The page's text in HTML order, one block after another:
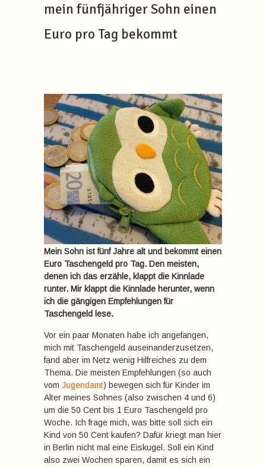
mein fünfjähriger Sohn einen
Euro pro Tag bekommt
Mein Sohn ist fünf Jahre alt und bekommt einen
Euro Taschengeld pro Tag. Den meisten,
denen ich das erzähle, klappt die Kinnlade
runter. Mir klappt die Kinnlade herunter, wenn
ich die gängigen Empfehlungen für
Taschengeld lese.
Vor ein paar Monaten habe ich angefangen,
mich mit Taschengeld auseinanderzusetzen,
fand aber im Netz wenig Hilfreiches zu dem
Thema. Die meisten Empfehlungen (so auch
vom Jugendamt) bewegen sich für Kinder im
Alter meines Sohnes (also zwischen 4 und 6)
um die 50 Cent bis 1 Euro Taschengeld pro
Woche. Ich frage mich, was bitte soll sich ein
Kind von 50 Cent kaufen? Dafür kriegt man hier
in Berlin nicht mal eine Eiskugel. Soll ein Kind
also zwei Wochen sparen, damit es sich ein